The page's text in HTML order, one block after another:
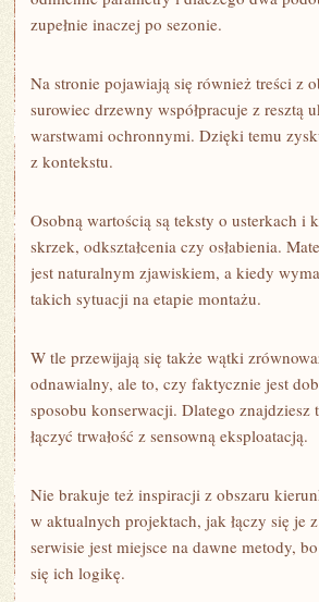
zupełnie inaczej po sezonie.
Na stronie pojawiają się również treści z
surowiec drzewny współpracuje z resztą
warstwami ochronnymi. Dzięki temu
z kontekstu.
Osobną wartością są teksty o usterkach i
skrzek, odkształcenia czy osłabienia.
jest naturalnym zjawiskiem, a kiedy
takich sytuacji na etapie montażu.
W tle przewijają się także wątki
odnawialny, ale to, czy faktycznie jest
sposobu konserwacji. Dlatego
łączyć trwałość z sensowną eksploatacją.
Nie brakuje też inspiracji z obszaru
w aktualnych projektach, jak łączy się je
serwisie jest miejsce na dawne metody,
się ich logikę.